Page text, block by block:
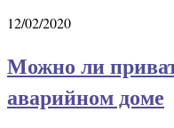
12/02/2020
Можно ли
аварийном доме